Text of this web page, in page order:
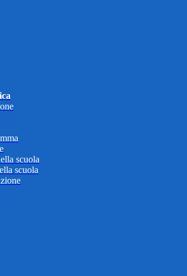
scuola
scuola